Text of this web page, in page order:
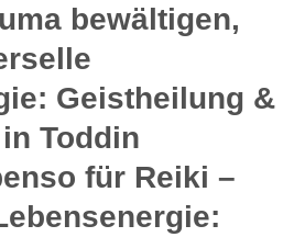
bewältigen,
Geistheilung &
Toddin
für Reiki –